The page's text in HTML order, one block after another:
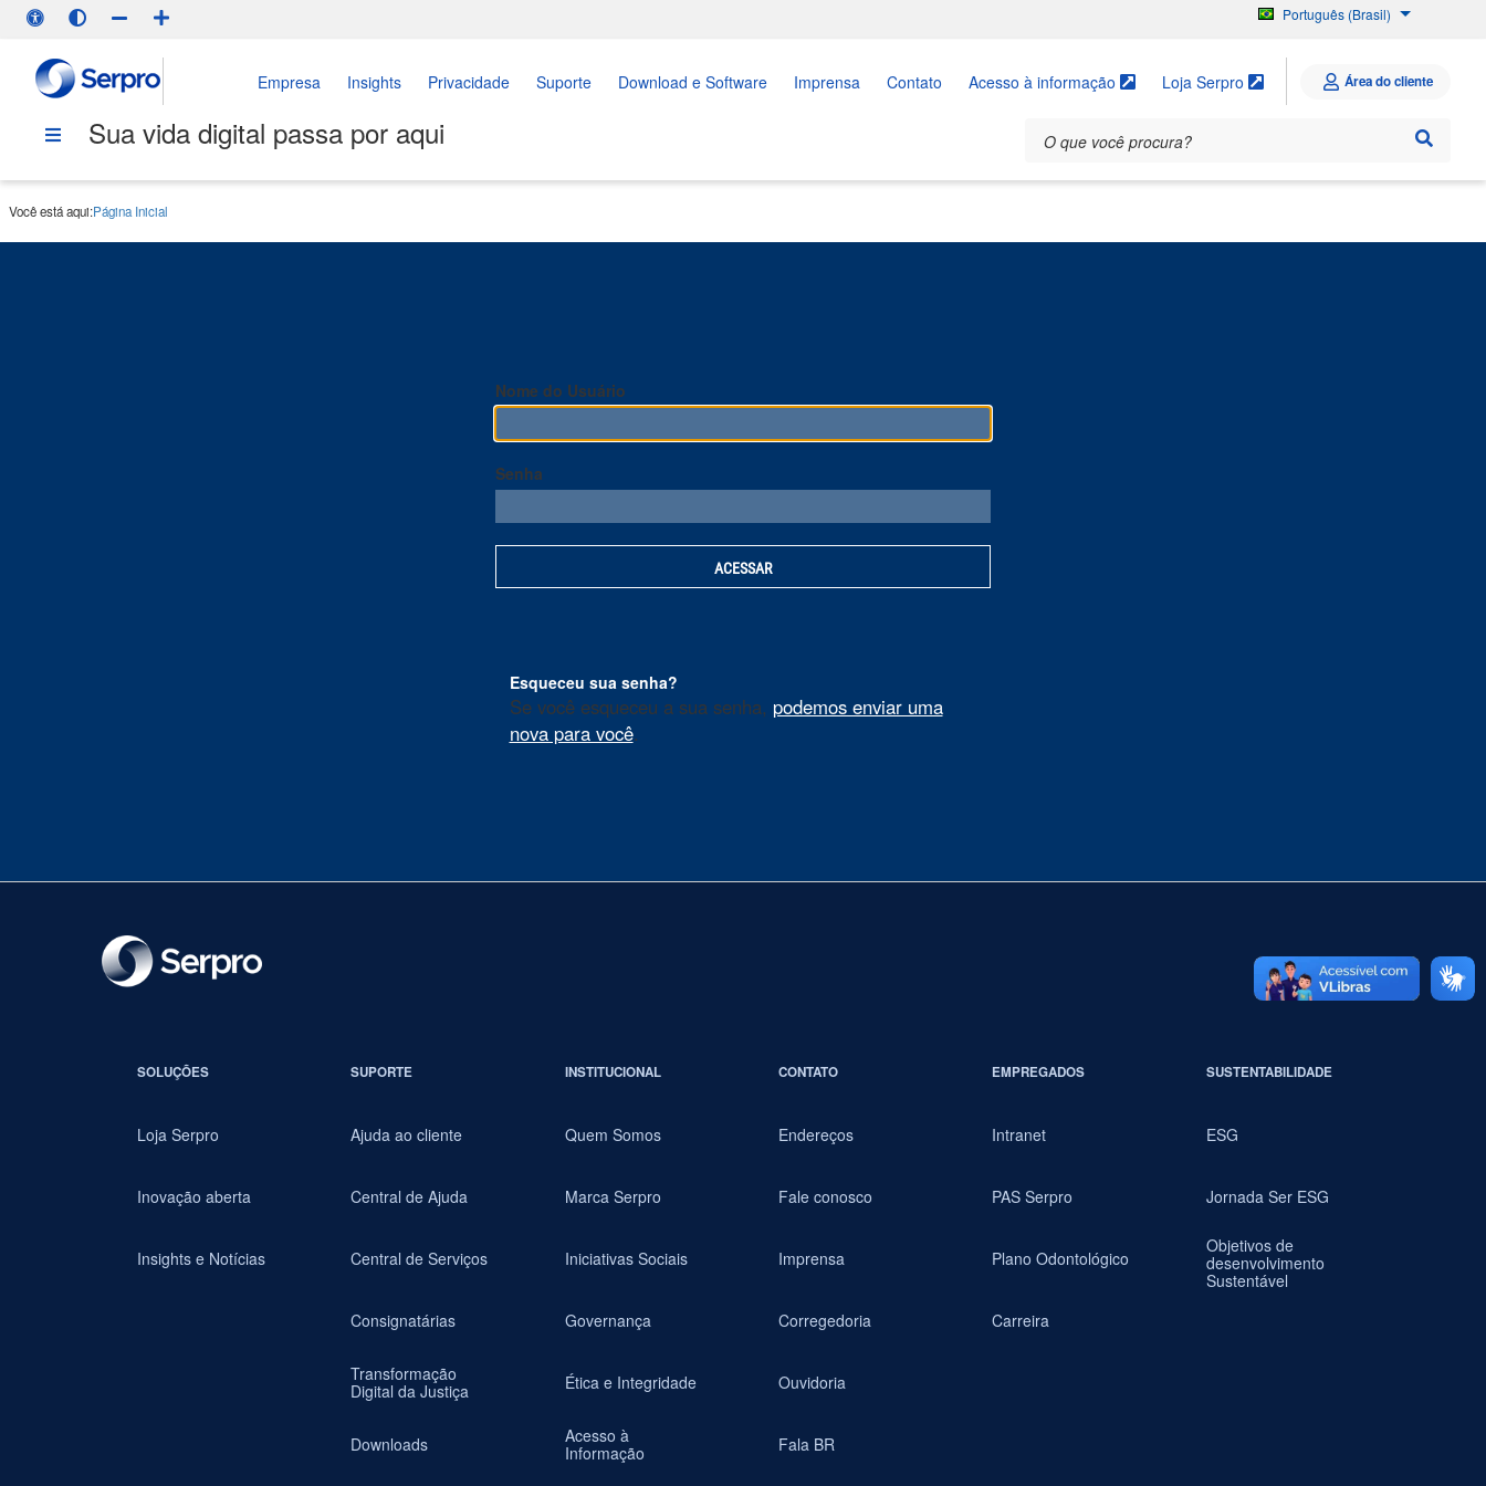
Português (Brasil)
Empresa Insights Privacidade Suporte Download e Software Imprensa Contato Acesso à informação Loja Serpro Área do cliente
Sua vida digital passa por aqui
Você está aqui:Página Inicial
Nome do Usuário
Senha
Esqueceu sua senha?
Se você esqueceu a sua senha, podemos enviar uma
nova para você.
SOLUÇÕES
Loja Serpro
Inovação aberta
Insights e Notícias
SUPORTE
Ajuda ao cliente
Central de Ajuda
Central de Serviços
Consignatárias
Transformação
Digital da Justiça
Downloads
INSTITUCIONAL
Quem Somos
Marca Serpro
Iniciativas Sociais
Governança
Ética e Integridade
Acesso à
Informação
CONTATO
Endereços
Fale conosco
Imprensa
Corregedoria
Ouvidoria
Fala BR
EMPREGADOS
Intranet
PAS Serpro
Plano Odontológico
Carreira
SUSTENTABILIDADE
ESG
Jornada Ser ESG
Objetivos de
desenvolvimento
Sustentável